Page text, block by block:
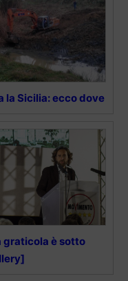
la Sicilia: ecco dove
graticola è sotto